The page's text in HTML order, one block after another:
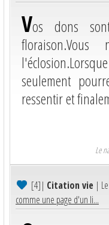
Vos dons
seulement
ressentir et
Le
[4]| Citation vie |
comme une page d'un li...